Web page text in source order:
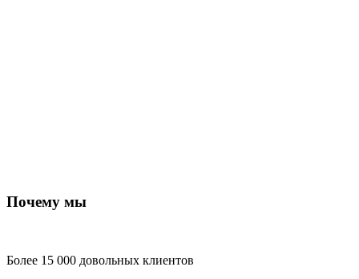
Почему мы
Более 15 000 довольных клиентов